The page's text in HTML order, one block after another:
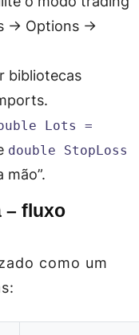
→ Options →
bibliotecas
.
Lots =
double StopLoss
mão”.
– fluxo
como um